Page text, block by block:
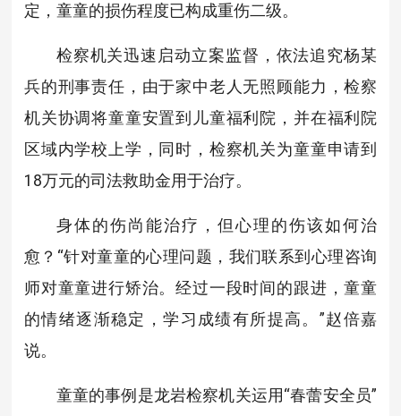
定，童童的损伤程度已构成重伤二级。
检察机关迅速启动立案监督，依法追究杨某
兵的刑事责任，由于家中老人无照顾能力，检察
机关协调将童童安置到儿童福利院，并在福利院
区域内学校上学，同时，检察机关为童童申请到
18万元的司法救助金用于治疗。
身体的伤尚能治疗，但心理的伤该如何治
愈？“针对童童的心理问题，我们联系到心理咨询
师对童童进行矫治。经过一段时间的跟进，童童
的情绪逐渐稳定，学习成绩有所提高。”赵倍嘉
说。
童童的事例是龙岩检察机关运用“春蕾安全员”